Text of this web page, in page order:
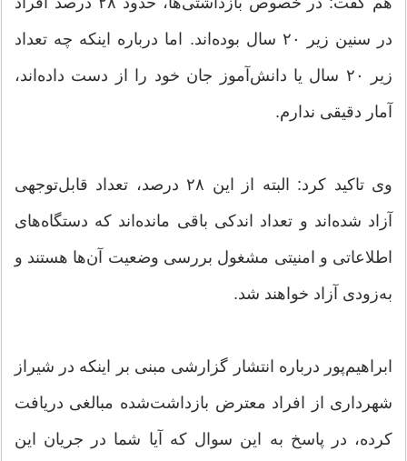
در سنین زیر ۲۰ سال بوده‌اند. اما درباره اینکه چه تعداد
زیر ۲۰ سال یا دانش‌آموز جان خود را از دست داده‌اند،
آمار دقیقی ندارم.
وی تاکید کرد: البته از این ۲۸ درصد، تعداد قابل‌توجهی
آزاد شده‌اند و تعداد اندکی باقی مانده‌اند که دستگاه‌های
اطلاعاتی و امنیتی مشغول بررسی وضعیت آن‌ها هستند و
به‌زودی آزاد خواهند شد.
ابراهیم‌پور درباره انتشار گزارشی مبنی بر اینکه در شیراز
شهرداری از افراد معترض بازداشت‌شده مبالغی دریافت
کرده، در پاسخ به این سوال که آیا شما در جریان این